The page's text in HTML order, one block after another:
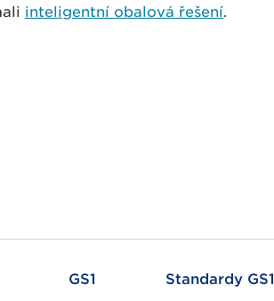
inteligentní obalová řešení.
GS1 Standardy GS1